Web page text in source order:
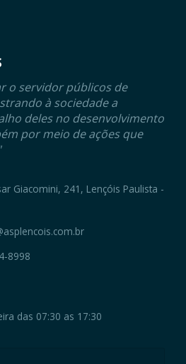
o servidor públicos de
à sociedade a
deles no desenvolvimento
por meio de ações que
Giacomini, 241, Lençóis Paulista -
8998
das 07:30 as 17:30